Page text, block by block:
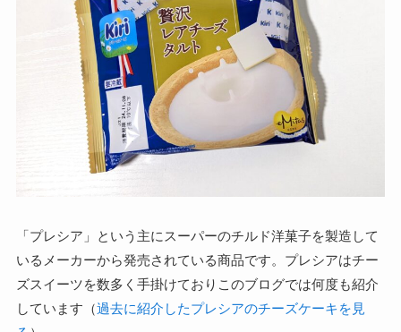
「プレシア」という主にスーパーのチルド洋菓子を製造して
いるメーカーから発売されている商品です。プレシアはチー
ズスイーツを数多く手掛けておりこのブログでは何度も紹介
しています（過去に紹介したプレシアのチーズケーキを見